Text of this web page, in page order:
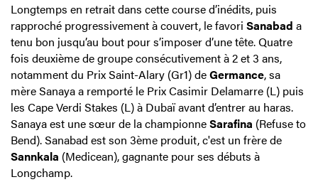
Longtemps en retrait dans cette course d’inédits, puis
rapproché progressivement à couvert, le favori Sanabad a
tenu bon jusqu’au bout pour s’imposer d’une tête. Quatre
fois deuxième de groupe consécutivement à 2 et 3 ans,
notamment du Prix Saint-Alary (Gr1) deGermance, sa
mère Sanaya a remporté le Prix Casimir Delamarre (L) puis
les Cape Verdi Stakes (L) à Dubaï avant d’entrer au haras.
Sanaya est une sœur de la championneSarafina (Refuse to
Bend). Sanabad est son 3ème produit, c'est un frère de
Sannkala (Medicean), gagnante pour ses débuts à
Longchamp.